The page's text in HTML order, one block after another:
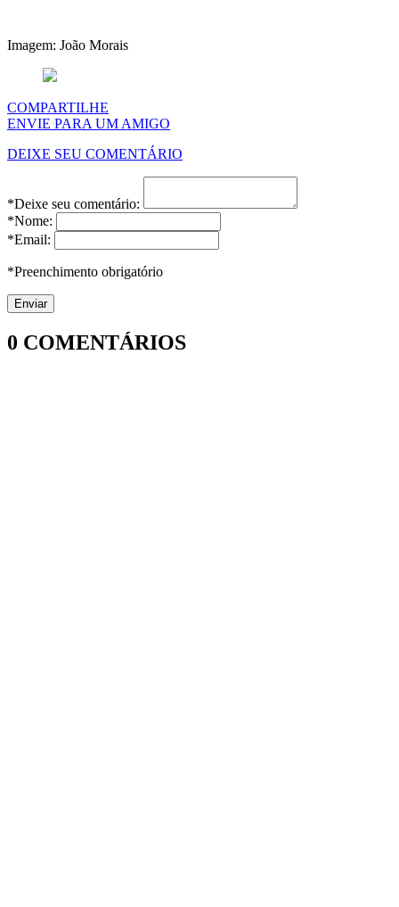
Imagem: João Morais
COMPARTILHE
ENVIE PARA UM AMIGO
DEIXE SEU COMENTÁRIO
*Deixe seu comentário:
*Nome:
*Email:
*Preenchimento obrigatório
0 COMENTÁRIOS